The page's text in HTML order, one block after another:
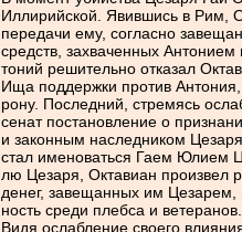
Иллирийской. Явившись в Рим,
передачи ему, согласно
средств, захваченных
тоний решительно отказал
Ища поддержки против
рону. Последний, стремясь
сенат постановление о
и законным наследником
стал именоваться Гаем Юлием
лю Цезаря, Октавиан произвел
денег, завещанных им
ность среди плебса и ветеранов.
Видя ослабление своего